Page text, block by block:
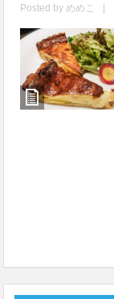
Posted byめめこ